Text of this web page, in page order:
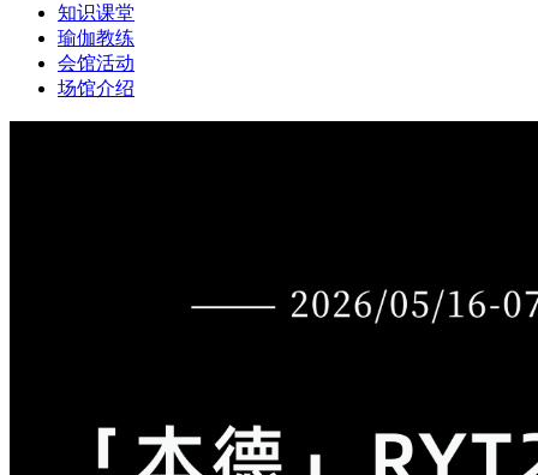
知识课堂
瑜伽教练
会馆活动
场馆介绍